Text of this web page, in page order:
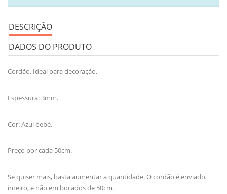
DESCRIÇÃO
DADOS DO PRODUTO
Cordão. Ideal para decoração.
Espessura: 3mm.
Cor: Azul bebé.
Preço por cada 50cm.
Se quiser mais, basta aumentar a quantidade. O cordão é enviado
inteiro, e não em bocados de 50cm.